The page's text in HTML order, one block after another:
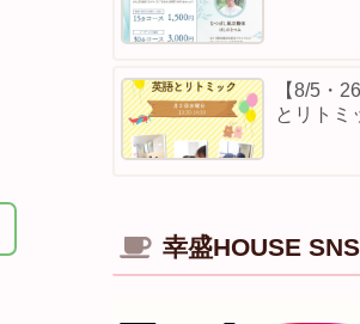
【8/5・
とリトミ
幸盛HOUSE SNS